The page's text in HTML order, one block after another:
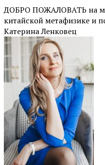
ДОБРО ПОЖАЛОВАТЬ на
китайской метафизике и
Катерина Ленковец